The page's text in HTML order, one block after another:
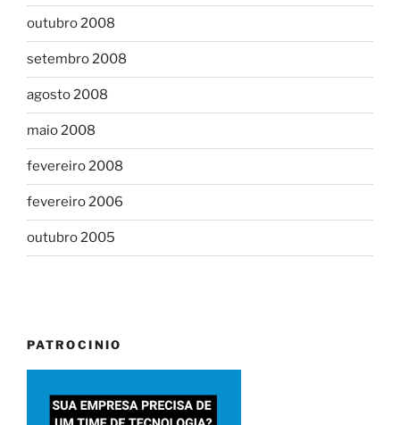
outubro 2008
setembro 2008
agosto 2008
maio 2008
fevereiro 2008
fevereiro 2006
outubro 2005
PATROCINIO